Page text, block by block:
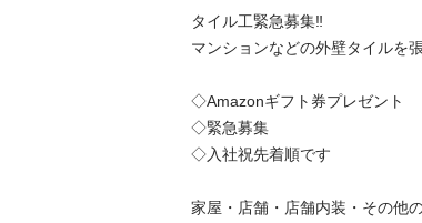
タイル工緊急募集‼️
マンションなどの外壁タイルを
◇Amazonギフト券プレゼント
◇緊急募集
◇入社祝先着順です
家屋・店舗・店舗内装・その他